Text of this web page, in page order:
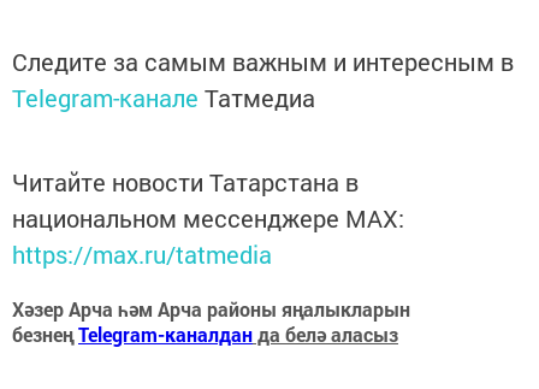
Следите за самым важным и интересным в
Telegram-канале Татмедиа
Читайте новости Татарстана в
национальном мессенджере MАХ:
https://max.ru/tatmedia
Хәзер Арча һәм Арча районы яңалыкларын
безнеңTelegram-каналданда белә аласыз